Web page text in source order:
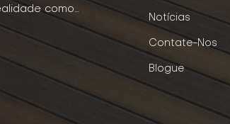
como
Notícias
Contate-Nos
Blogue